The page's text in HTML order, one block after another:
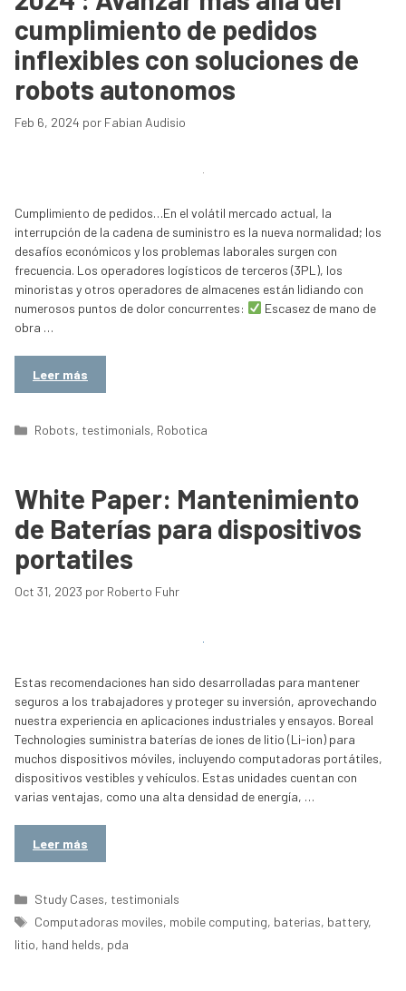
cumplimiento de pedidos
inflexibles con soluciones de
robots autonomos
Feb 6, 2024 por Fabian Audisio
Cumplimiento de pedidos…En el volátil mercado actual, la
interrupción de la cadena de suministro es la nueva normalidad; los
desafíos económicos y los problemas laborales surgen con
frecuencia. Los operadores logísticos de terceros (3PL), los
minoristas y otros operadores de almacenes están lidiando con
numerosos puntos de dolor concurrentes:
Escasez de mano de
obra …
Leer más
Categorías
Robots, testimonials, Robotica
White Paper: Mantenimiento
de Baterías para dispositivos
portatiles
Oct 31, 2023 por Roberto Fuhr
Estas recomendaciones han sido desarrolladas para mantener
seguros a los trabajadores y proteger su inversión, aprovechando
nuestra experiencia en aplicaciones industriales y ensayos. Boreal
Technologies suministra baterías de iones de litio (Li-ion) para
muchos dispositivos móviles, incluyendo computadoras portátiles,
dispositivos vestibles y vehículos. Estas unidades cuentan con
varias ventajas, como una alta densidad de energía, …
Leer más
Categorías
Study Cases, testimonials
Etiquetas
Computadoras moviles, mobile computing, baterias, battery,
litio, hand helds, pda